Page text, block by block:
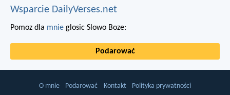
Wsparcie DailyVerses.net
Pomoz dla mnie glosic Slowo Boze:
Podarować
O mnie Podarować Kontakt Polityka prywatności